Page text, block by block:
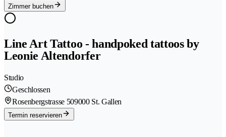
Zimmer buchen
Line Art Tattoo - handpoked tattoos by
Leonie Altendorfer
Studio
Geschlossen
Rosenbergstrasse 509000 St. Gallen
Termin reservieren